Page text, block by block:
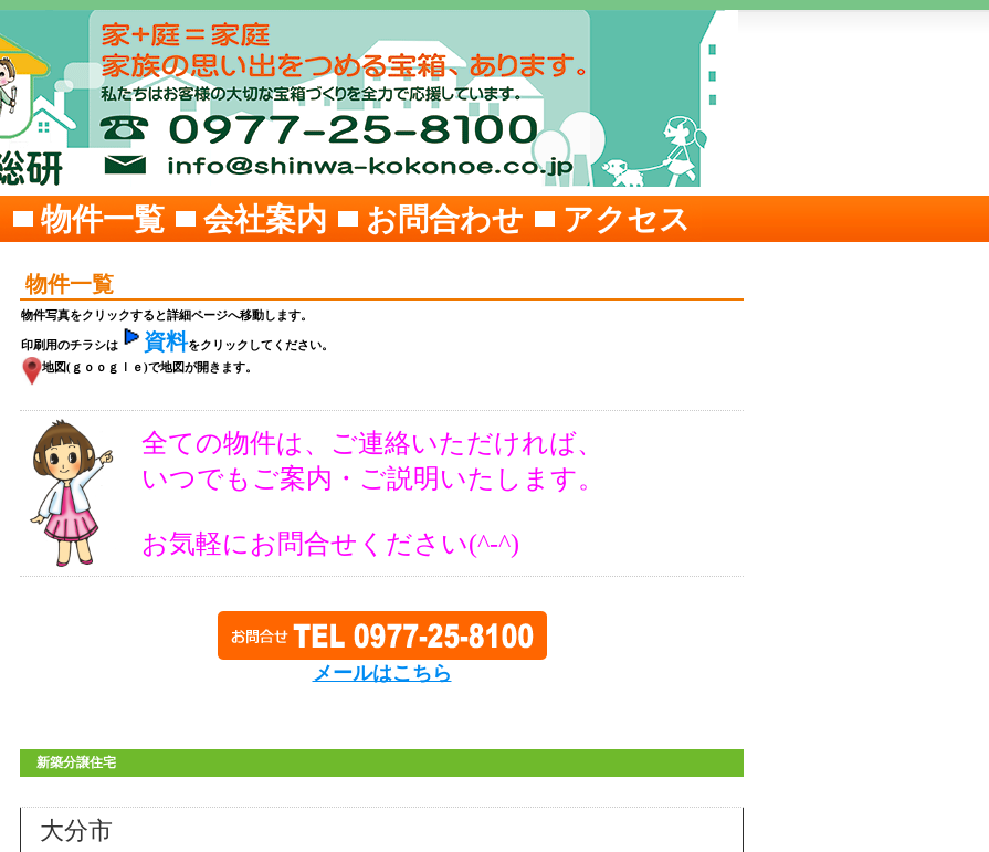
物件一覧
物件写真をクリックすると詳細ページへ移動します。
印刷用のチラシは 資料をクリックしてください。
地図(ｇｏｏｇｌｅ)で地図が開きます。
全ての物件は、ご連絡いただければ、
いつでもご案内・ ご説明いたします。
お気軽にお問合せください(^-^)
メールはこちら
新築分譲住宅
大分市
物件一覧 会社案内 お問合わせ アクセス